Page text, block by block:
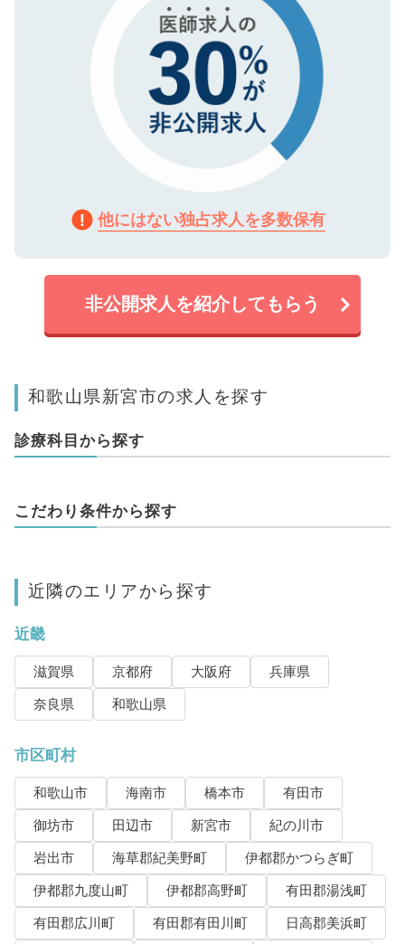
他にはない独占求人を多数保有
非公開求人を紹介してもらう
和歌山県新宮市の求人を探す
診療科目から探す
こだわり条件から探す
近隣のエリアから探す
近畿
滋賀県 京都府 大阪府
兵庫県
奈良県
和歌山県
市区町村
和歌山市 海南市 橋本市
有田市
御坊市
田辺市 新宮市
紀の川市
岩出市
海草郡紀美野町
伊都郡かつらぎ町
伊都郡九度山町
伊都郡高野町
有田郡湯浅町
有田郡広川町
有田郡有田川町
日高郡美浜町